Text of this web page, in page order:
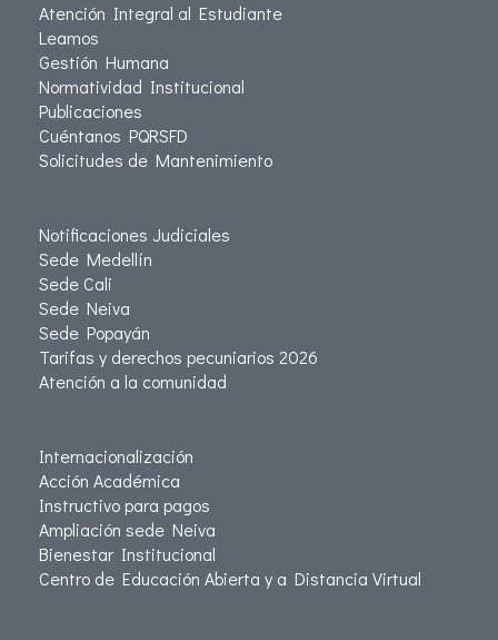
Atención Integral al Estudiante
Leamos
Gestión Humana
Normatividad Institucional
Publicaciones
Cuéntanos PQRSFD
Solicitudes de Mantenimiento
Notificaciones Judiciales
Sede Medellín
Sede Cali
Sede Neiva
Sede Popayán
Tarifas y derechos pecuniarios 2026
Atención a la comunidad
Internacionalización
Acción Académica
Instructivo para pagos
Ampliación sede Neiva
Bienestar Institucional
Centro de Educación Abierta y a Distancia Virtual